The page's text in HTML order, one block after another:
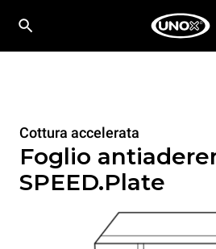
Cottura accelerata
Foglio
SPEED.Plate